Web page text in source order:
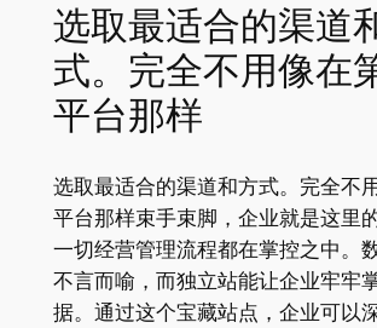
选取最适合的渠道
式。完全不用像在
平台那样
选取最适合的渠道和方式。完全不
平台那样束手束脚，企业就是这里的
一切经营管理流程都在掌控之中。
不言而喻，而独立站能让企业牢牢
据。通过这个宝藏站点，企业可以